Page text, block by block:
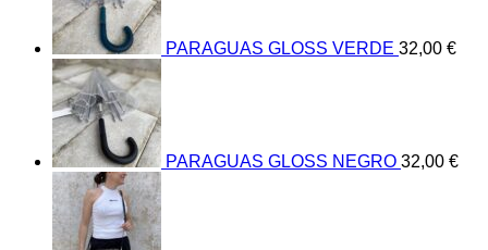
PARAGUAS GLOSS VERDE 32,00 €
PARAGUAS GLOSS NEGRO 32,00 €